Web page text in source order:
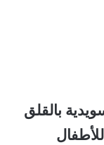
بالقلق